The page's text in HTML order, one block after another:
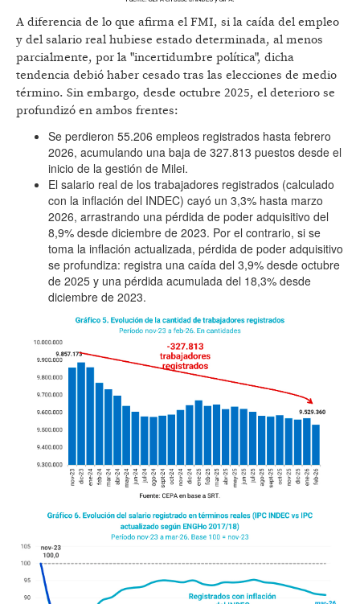
A diferencia de lo que afirma el FMI, si la caída del empleo
y del salario real hubiese estado determinada, al menos
parcialmente, por la "incertidumbre política", dicha
tendencia debió haber cesado tras las elecciones de medio
término. Sin embargo, desde octubre 2025, el deterioro se
profundizó en ambos frentes:
Se perdieron 55.206 empleos registrados hasta febrero
2026, acumulando una baja de 327.813 puestos desde el
inicio de la gestión de Milei.
El salario real de los trabajadores registrados (calculado
con la inflación del INDEC) cayó un 3,3% hasta marzo
2026, arrastrando una pérdida de poder adquisitivo del
8,9% desde diciembre de 2023. Por el contrario, si se
toma la inflación actualizada, pérdida de poder adquisitivo
se profundiza: registra una caída del 3,9% desde octubre
de 2025 y una pérdida acumulada del 18,3% desde
diciembre de 2023.